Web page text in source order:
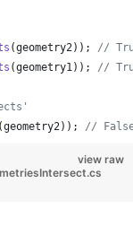
(geometry2) ) ;
//
(geometry1) ) ; //
(geometry2) ) ; //
view raw